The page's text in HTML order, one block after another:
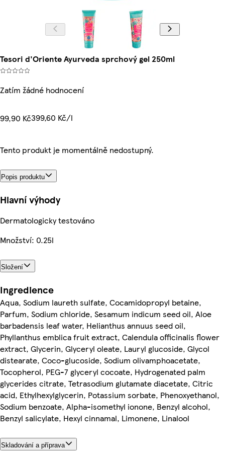
Tesori d'Oriente Ayurveda sprchový gel 250ml
Zatím žádné hodnocení
99,90 Kč399,60 Kč/l
Tento produkt je momentálně nedostupný.
Popis produktu
Hlavní výhody
Dermatologicky testováno
Množství: 0.25l
Složení
Ingredience
Aqua, Sodium laureth sulfate, Cocamidopropyl betaine,
Parfum, Sodium chloride, Sesamum indicum seed oil, Aloe
barbadensis leaf water, Helianthus annuus seed oil,
Phyllanthus emblica fruit extract, Calendula officinalis flower
extract, Glycerin, Glyceryl oleate, Lauryl glucoside, Glycol
distearate, Coco-glucoside, Sodium olivamphoacetate,
Tocopherol, PEG-7 glyceryl cocoate, Hydrogenated palm
glycerides citrate, Tetrasodium glutamate diacetate, Citric
acid, Ethylhexylglycerin, Potassium sorbate, Phenoxyethanol,
Sodium benzoate, Alpha-isomethyl ionone, Benzyl alcohol,
Benzyl salicylate, Hexyl cinnamal, Limonene, Linalool
Skladování a příprava